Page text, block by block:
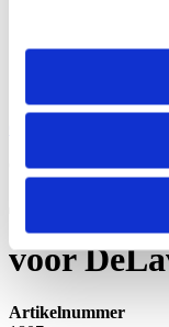
Geiten onderdelen
voor
Artikelnummer